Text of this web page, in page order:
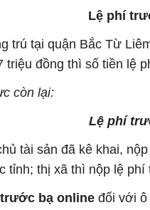
Lệ phí
trú tại quận Bắc Từ
đồng thì số tiền lệ
còn lại:
Lệ phí
tài sản đã kê khai,
tỉnh; thị xã thì nộp lệ
bạ online đối với ô